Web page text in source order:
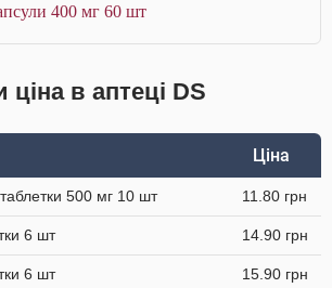
400 мг 60 шт
в аптеці DS
Ціна
500 мг 10 шт 11.80 грн
6 шт 14.90 грн
6 шт 15.90 грн